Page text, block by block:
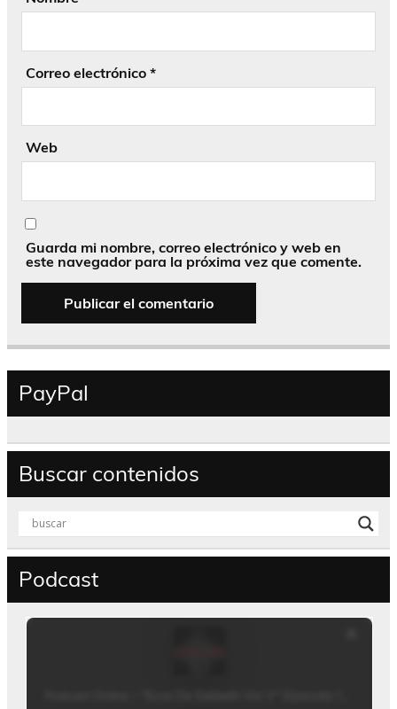
Correo electrónico *
Web
Guarda mi nombre, correo electrónico y web en
este navegador para la próxima vez que comente.
PayPal
Buscar contenidos
Podcast